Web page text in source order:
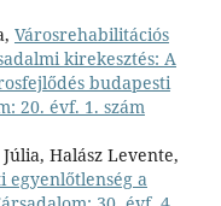
Városrehabilitációs
kirekesztés: A
budapesti
20. évf. 1. szám
Halász Levente,
egyenlőtlenség a